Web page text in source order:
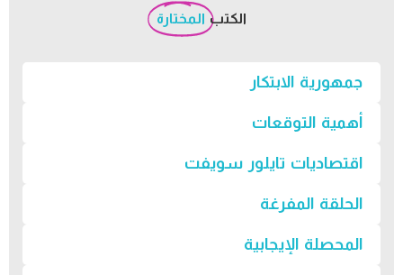
الكتب المختارة
جمهورية الابتكار
أهمية التوقعات
اقتصاديات تايلور سويفت
الحلقة المفرغة
المحصلة الإيجابية